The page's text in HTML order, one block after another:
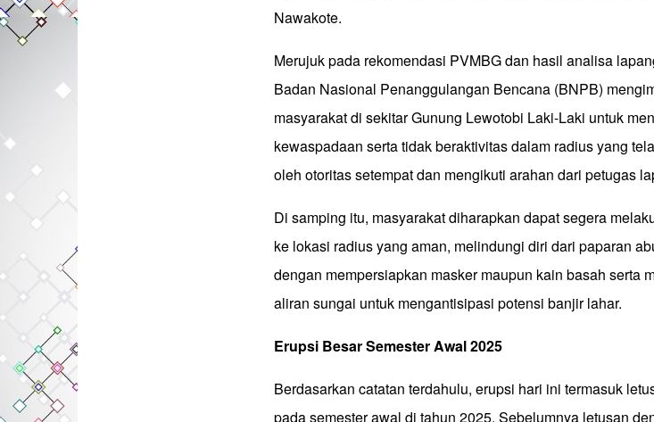
Nawakote.
Merujuk pada rekomendasi PVMBG dan hasil analisa
Badan Nasional Penanggulangan Bencana (BNPB)
masyarakat di sekitar Gunung Lewotobi Laki-Laki untuk
kewaspadaan serta tidak beraktivitas dalam radius yang
oleh otoritas setempat dan mengikuti arahan dari petugas
Di samping itu, masyarakat diharapkan dapat segera
ke lokasi radius yang aman, melindungi diri dari paparan
dengan mempersiapkan masker maupun kain basah serta
aliran sungai untuk mengantisipasi potensi banjir lahar.
Erupsi Besar Semester Awal 2025
Berdasarkan catatan terdahulu, erupsi hari ini termasuk
pada semester awal di tahun 2025. Sebelumnya letusan